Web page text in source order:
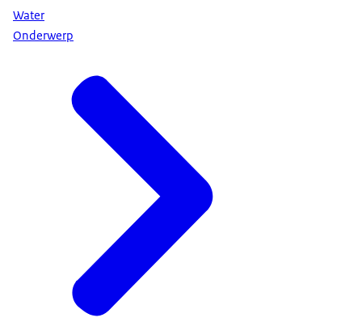
Water
Onderwerp